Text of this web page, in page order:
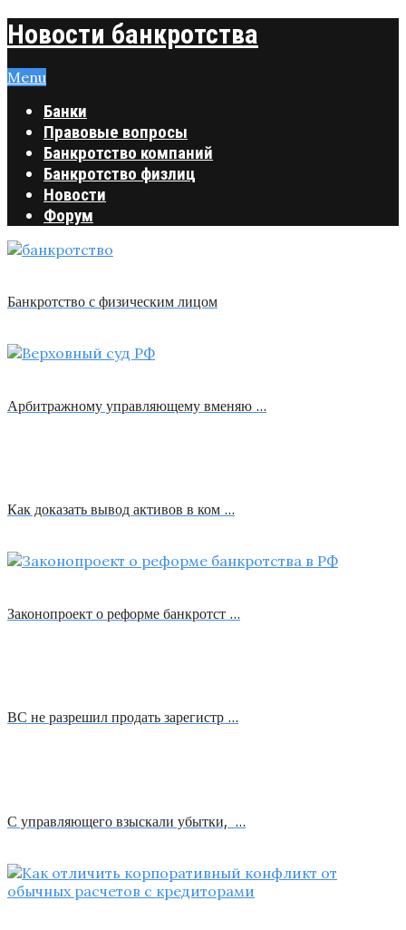
Новости банкротства
Menu
Банки
Правовые вопросы
Банкротство компаний
Банкротство физлиц
Новости
Форум
Банкротство с физическим лицом
Арбитражному управляющему вменяю …
Как доказать вывод активов в ком …
Законопроект о реформе банкротст …
ВС не разрешил продать зарегистр …
С управляющего взыскали убытки, …